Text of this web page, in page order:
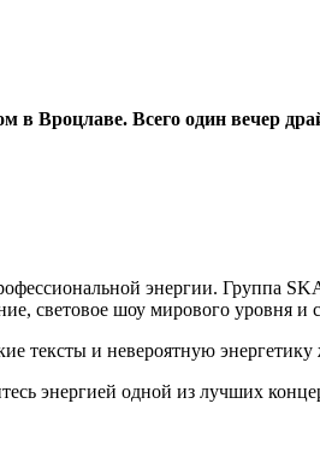
Вроцлаве. Всего один вечер
энергии. Группа
световое шоу мирового уровня и
тексты и невероятную
энергией одной из лучших